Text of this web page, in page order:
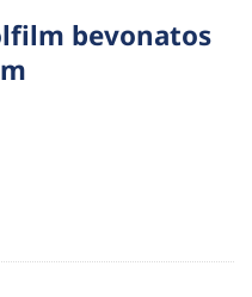
bevonatos